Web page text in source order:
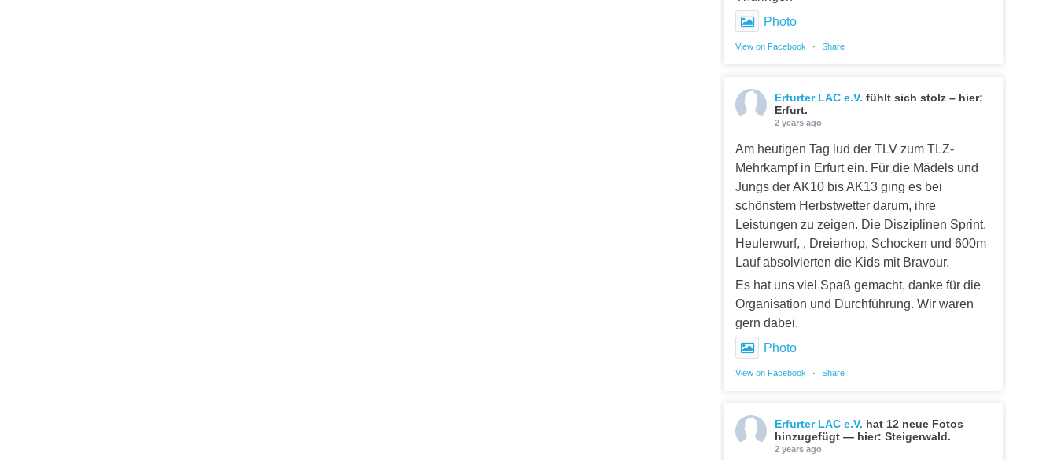
Photo
View on Facebook · Share
Erfurter LAC e.V. fühlt sich stolz – hier:
Erfurt.
2 years ago
Am heutigen Tag lud der TLV zum TLZ-
Mehrkampf in Erfurt ein. Für die Mädels und
Jungs der AK10 bis AK13 ging es bei
schönstem Herbstwetter darum, ihre
Leistungen zu zeigen. Die Disziplinen Sprint,
Heulerwurf, , Dreierhop, Schocken und 600m
Lauf absolvierten die Kids mit Bravour.
Es hat uns viel Spaß gemacht, danke für die
Organisation und Durchführung. Wir waren
gern dabei.
Photo
View on Facebook · Share
Erfurter LAC e.V. hat 12 neue Fotos
hinzugefügt — hier: Steigerwald.
2 years ago